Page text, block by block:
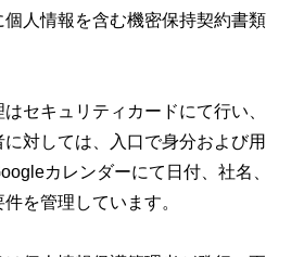
個人情報を含む機密保持契約書類
セキュリティカードにて行い、
対しては、入口で身分および用
カレンダーにて日付、社名、
を管理しています。